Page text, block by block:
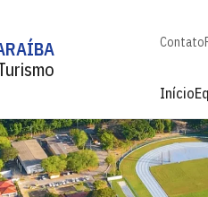
Contato
Início